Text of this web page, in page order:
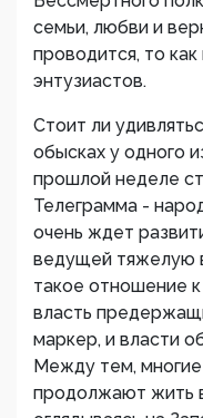
семьи, любви и
проводится, то
энтузиастов.
Стоит ли
обысках у одного
прошлой неделе
Телеграмма -
очень ждет
ведущей тяжелую
такое отношение
власть
маркер, и власти
Между тем,
продолжают жить